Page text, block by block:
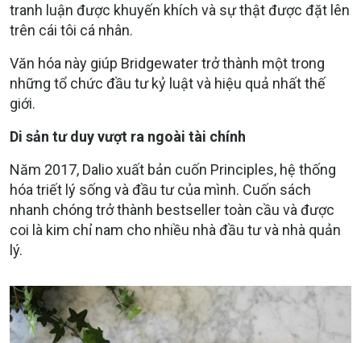
tranh luận được khuyến khích và sự thật được đặt lên
trên cái tôi cá nhân.
Văn hóa này giúp Bridgewater trở thành một trong
những tổ chức đầu tư kỷ luật và hiệu quả nhất thế
giới.
Di sản tư duy vượt ra ngoài tài chính
Năm 2017, Dalio xuất bản cuốn Principles, hệ thống
hóa triết lý sống và đầu tư của mình. Cuốn sách
nhanh chóng trở thành bestseller toàn cầu và được
coi là kim chỉ nam cho nhiều nhà đầu tư và nhà quản
lý.